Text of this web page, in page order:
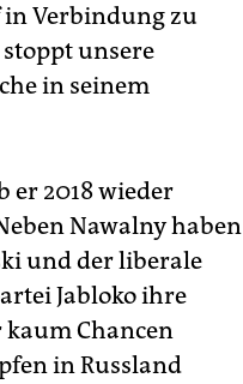
in Verbindung zu
unsere
in seinem
er 2018 wieder
Nawalny haben
und der liberale
Jabloko ihre
Chancen
in Russland